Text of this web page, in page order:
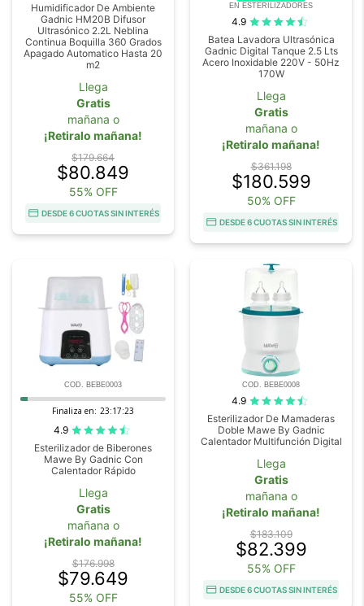
Humidificador De Ambiente
Gadnic HM20B Difusor
Ultrasónico 2.2L Neblina
Continua Boquilla 360 Grados
Apagado Automatico Hasta 20
m2
Llega
Gratis
mañana o
¡Retiralo mañana!
$179.664
$80.849
55% OFF
DESDE 6 CUOTAS SIN INTERÉS
EN ESTERILIZADORES
4.9
Batea Lavadora Ultrasónica
Gadnic Digital Tanque 2.5 Lts
Acero Inoxidable 220V - 50Hz
170W
Llega
Gratis
mañana o
¡Retiralo mañana!
$361.198
$180.599
50% OFF
DESDE 6 CUOTAS SIN INTERÉS
COD. BEBE0003
Finaliza en: 23:17:22
4.9
Esterilizador de Biberones
Mawe By Gadnic Con
Calentador Rápido
Llega
Gratis
mañana o
¡Retiralo mañana!
$176.998
$79.649
55% OFF
COD. BEBE0008
4.9
Esterilizador De Mamaderas
Doble Mawe By Gadnic
Calentador Multifunción Digital
Llega
Gratis
mañana o
¡Retiralo mañana!
$183.109
$82.399
55% OFF
DESDE 6 CUOTAS SIN INTERÉS